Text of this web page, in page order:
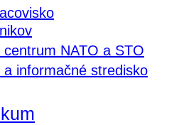
centrum NATO a STO
a informačné stredisko